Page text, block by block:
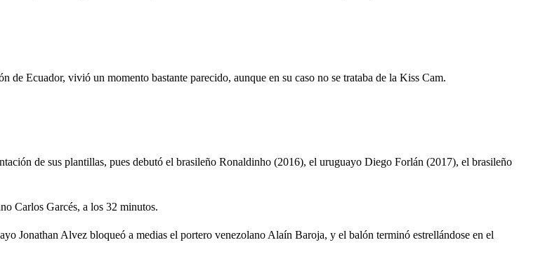
Ecuador, vivió un momento bastante parecido, aunque en su caso no se trataba de la Kiss Cam.
de sus plantillas, pues debutó el brasileño Ronaldinho (2016), el uruguayo Diego Forlán (2017), el brasileño
Carlos Garcés, a los 32 minutos.
Jonathan Alvez bloqueó a medias el portero venezolano Alaín Baroja, y el balón terminó estrellándose en el